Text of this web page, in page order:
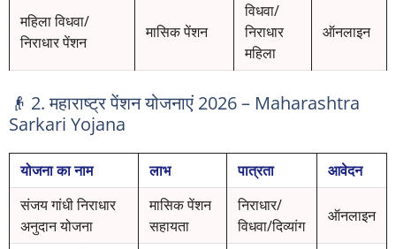
महिला विधवा/
निराधार पेंशन
मासिक पेंशन
विधवा/
निराधार
महिला
ऑनलाइन
👴 2. महाराष्ट्र पेंशन योजनाएं 2026 – Maharashtra
Sarkari Yojana
योजना का नाम लाभ पात्रता
आवेदन
संजय गांधी निराधार
अनुदान योजना
मासिक पेंशन
सहायता
निराधार/
विधवा/दिव्यांग
ऑनलाइन